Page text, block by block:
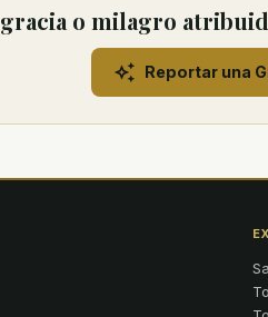
o milagro
Reportar una